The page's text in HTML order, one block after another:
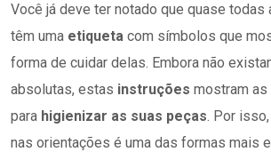
Você já deve ter notado que quase todas
têm uma etiqueta com símbolos que
forma de cuidar delas. Embora não
absolutas, estas instruções mostram
para higienizar as suas peças. Por
nas orientações é uma das formas mais